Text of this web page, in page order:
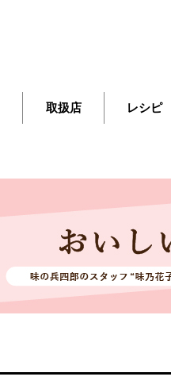
取扱店 レシピ